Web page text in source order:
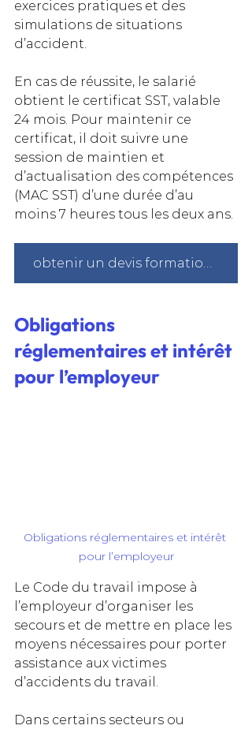
exercices pratiques et des
simulations de situations
d’accident.
En cas de réussite, le salarié
obtient le certificat SST, valable
24 mois. Pour maintenir ce
certificat, il doit suivre une
session de maintien et
d’actualisation des compétences
(MAC SST) d’une durée d’au
moins 7 heures tous les deux ans.
Obligations
réglementaires et intérêt
pour l’employeur
Obligations réglementaires et intérêt
pour l’employeur
Le Code du travail impose à
l’employeur d’organiser les
secours et de mettre en place les
moyens nécessaires pour porter
assistance aux victimes
d’accidents du travail.
Dans certains secteurs ou